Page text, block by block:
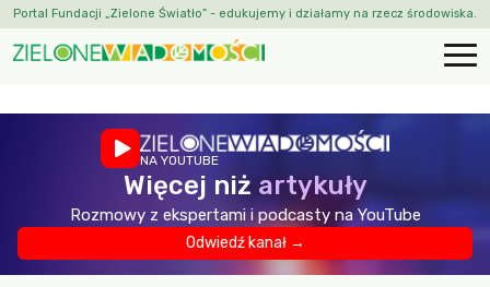
Portal Fundacji „Zielone Światło” - edukujemy i działamy na rzecz środowiska.
NA YOUTUBE
Więcej niż artykuły
Rozmowy z ekspertami i podcasty na YouTube
Odwiedź kanał →